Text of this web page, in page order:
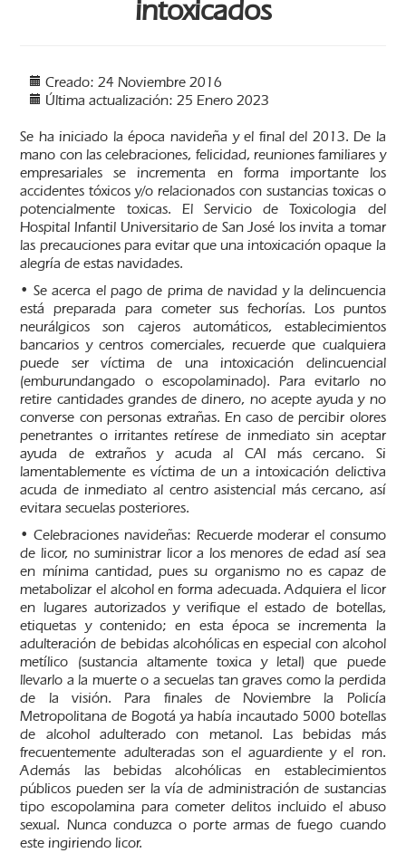
intoxicados
Creado: 24 Noviembre 2016
Última actualización: 25 Enero 2023
Se ha iniciado la época navideña y el final del 2013. De la
mano con las celebraciones, felicidad, reuniones familiares y
empresariales se incrementa en forma importante los
accidentes tóxicos y/o relacionados con sustancias toxicas o
potencialmente toxicas. El Servicio de Toxicologia del
Hospital Infantil Universitario de San José los invita a tomar
las precauciones para evitar que una intoxicación opaque la
alegría de estas navidades.
• Se acerca el pago de prima de navidad y la delincuencia
está preparada para cometer sus fechorías. Los puntos
neurálgicos son cajeros automáticos, establecimientos
bancarios y centros comerciales, recuerde que cualquiera
puede ser víctima de una intoxicación delincuencial
(emburundangado o escopolaminado). Para evitarlo no
retire cantidades grandes de dinero, no acepte ayuda y no
converse con personas extrañas. En caso de percibir olores
penetrantes o irritantes retírese de inmediato sin aceptar
ayuda de extraños y acuda al CAI más cercano. Si
lamentablemente es víctima de un a intoxicación delictiva
acuda de inmediato al centro asistencial más cercano, así
evitara secuelas posteriores.
• Celebraciones navideñas: Recuerde moderar el consumo
de licor, no suministrar licor a los menores de edad así sea
en mínima cantidad, pues su organismo no es capaz de
metabolizar el alcohol en forma adecuada. Adquiera el licor
en lugares autorizados y verifique el estado de botellas,
etiquetas y contenido; en esta época se incrementa la
adulteración de bebidas alcohólicas en especial con alcohol
metílico (sustancia altamente toxica y letal) que puede
llevarlo a la muerte o a secuelas tan graves como la perdida
de la visión. Para finales de Noviembre la Policía
Metropolitana de Bogotá ya había incautado 5000 botellas
de alcohol adulterado con metanol. Las bebidas más
frecuentemente adulteradas son el aguardiente y el ron.
Además las bebidas alcohólicas en establecimientos
públicos pueden ser la vía de administración de sustancias
tipo escopolamina para cometer delitos incluido el abuso
sexual. Nunca conduzca o porte armas de fuego cuando
este ingiriendo licor.